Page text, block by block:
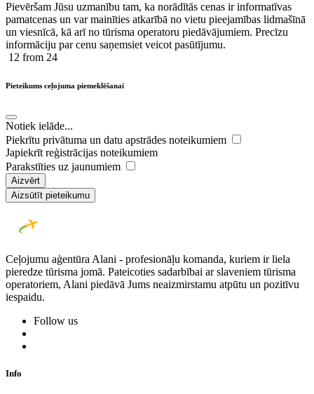
Pievēršam Jūsu uzmanību tam, ka norādītās cenas ir ​informatīvas ​
pamatcenas un var mainīties atkarībā ​no ​vietu pieejamības lidmašīnā
un viesnīcā, kā arī no tūrisma operatoru piedāvājumiem. Precīzu
informāciju par cenu saņemsiet veicot pasūtījumu.
12 from 24
Pieteikums ceļojuma piemeklēšanai
Notiek ielāde...
Piekrītu privātuma un datu apstrādes noteikumiem
Japiekrīt reģistrācijas noteikumiem
Parakstīties uz jaunumiem
Aizvērt
Aizsūtīt pieteikumu
Ceļojumu aģentūra Alani - profesionāļu komanda, kuriem ir liela
pieredze tūrisma jomā. Pateicoties sadarbībai ar slaveniem tūrisma
operatoriem, Alani piedāvā Jums neaizmirstamu atpūtu un pozitīvu
iespaidu.
Follow us
Info